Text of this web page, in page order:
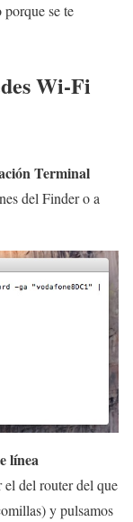
se te
Wi-Fi
Terminal
del Finder o a
línea
del router del que
y pulsamos